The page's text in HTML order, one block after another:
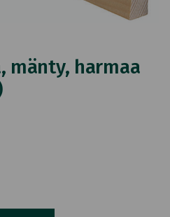
mänty, harmaa